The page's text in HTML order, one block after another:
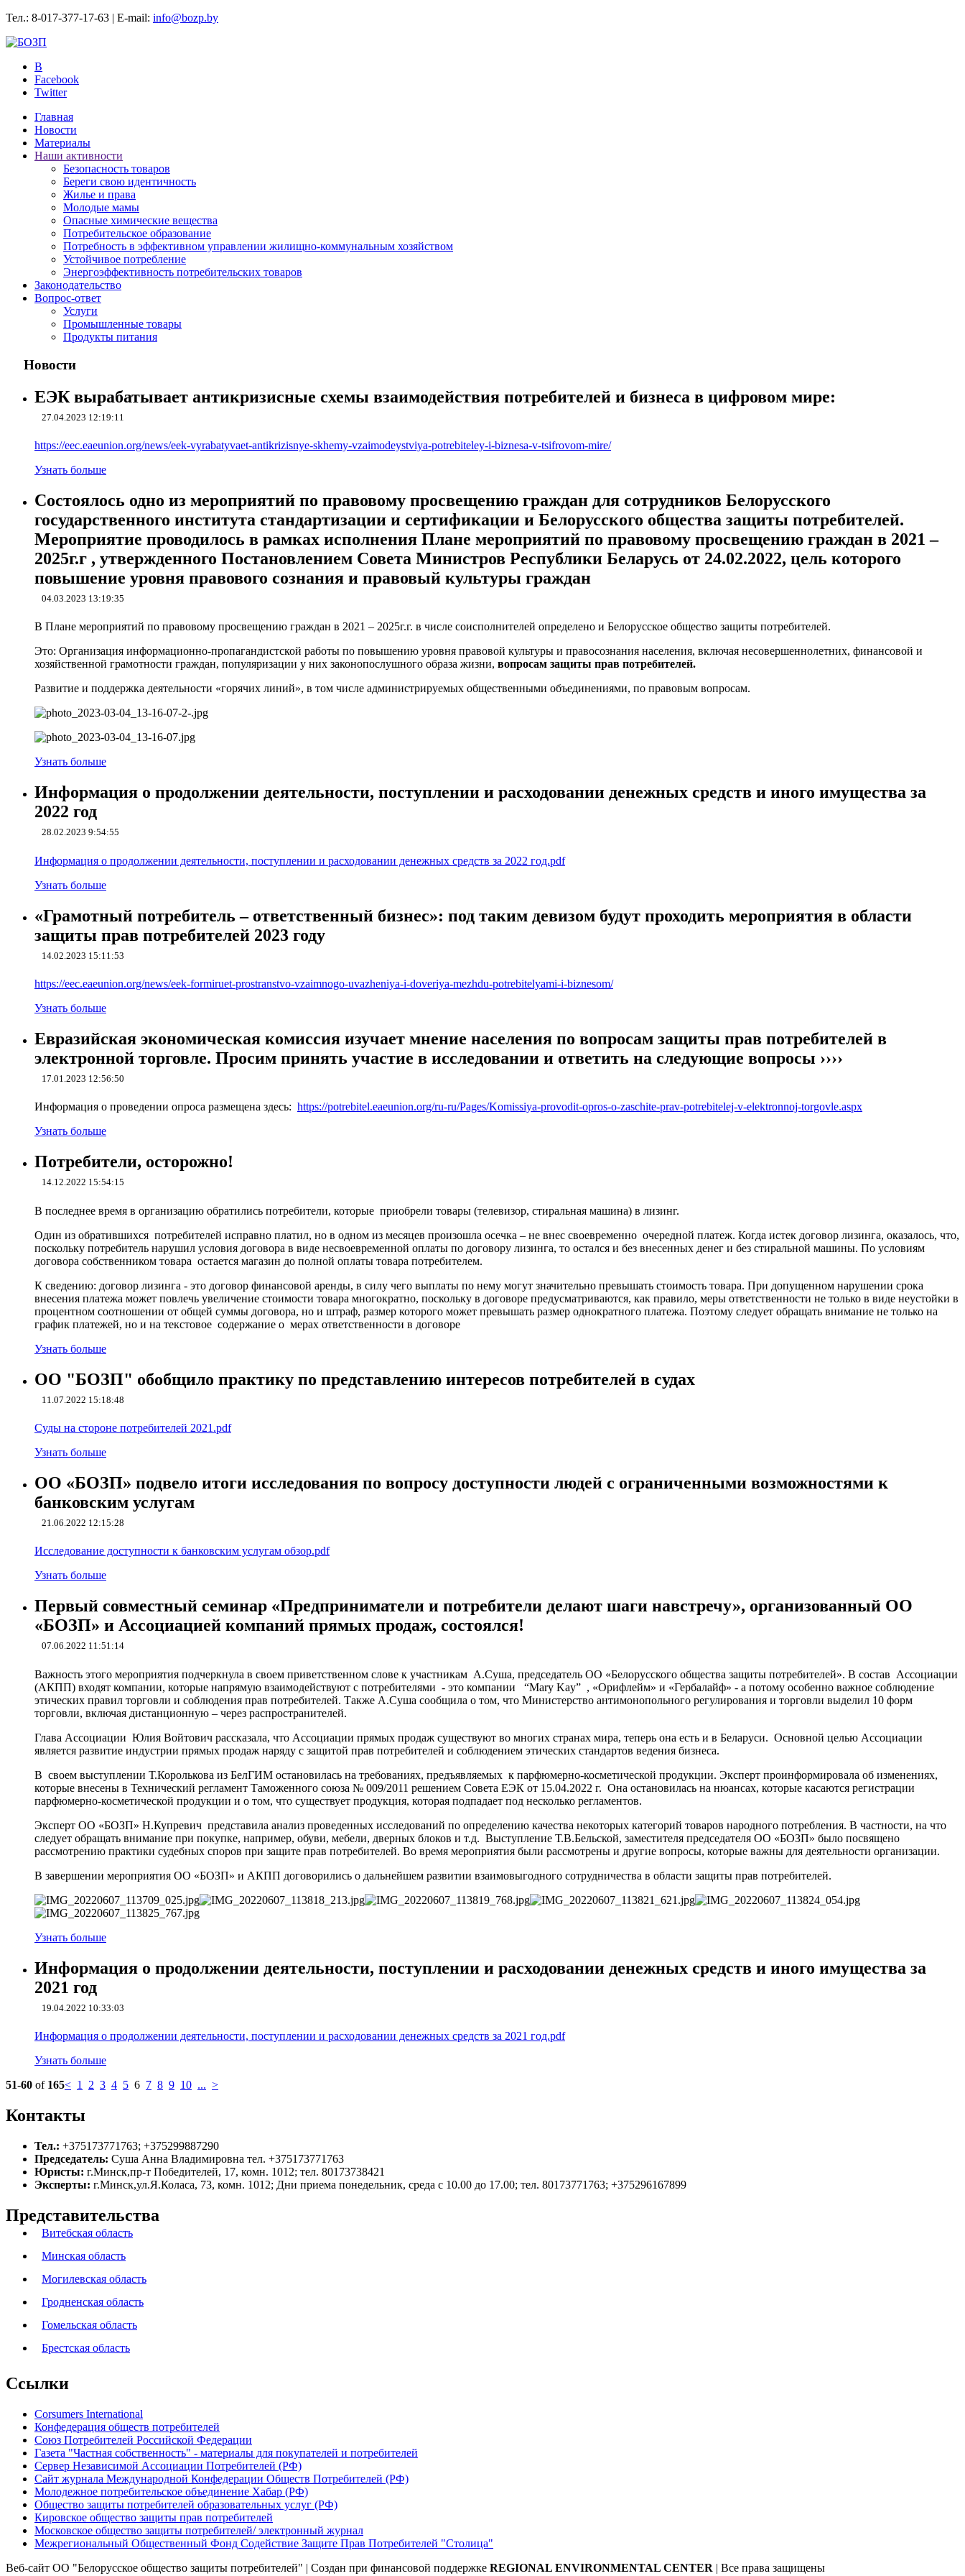
Тел.: 8-017-377-17-63 | E-mail: info@bozp.by
B
Facebook
Twitter
Главная
Новости
Материалы
Наши активности
Безопасность товаров
Береги свою идентичность
Жилье и права
Молодые мамы
Опасные химические вещества
Потребительское образование
Потребность в эффективном управлении жилищно-коммунальным хозяйством
Устойчивое потребление
Энергоэффективность потребительских товаров
Законодательство
Вопрос-ответ
Услуги
Промышленные товары
Продукты питания
Новости
ЕЭК вырабатывает антикризисныe схемы взаимодействия потребителей и бизнеса в цифровом мире:
27.04.2023 12:19:11
https://eec.eaeunion.org/news/eek-vyrabatyvaet-antikrizisnye-skhemy-vzaimodeystviya-potrebiteley-i-biznesa-v-tsifrovom-mire/
Узнать больше
Состоялось одно из мероприятий по правовому просвещению граждан для сотрудников Белорусского
государственного института стандартизации и сертификации и Белорусского общества защиты потребителей.
Мероприятие проводилось в рамках исполнения Плане мероприятий по правовому просвещению граждан в 2021 –
2025г.г , утвержденного Постановлением Совета Министров Республики Беларусь от 24.02.2022, цель которого
повышение уровня правового сознания и правовый культуры граждан
04.03.2023 13:19:35
В Плане мероприятий по правовому просвещению граждан в 2021 – 2025г.г. в числе соисполнителей определено и Белорусское общество защиты потребителей.
Это: Организация информационно-пропагандистской работы по повышению уровня правовой культуры и правосознания населения, включая несовершеннолетних, финансовой и
хозяйственной грамотности граждан, популяризации у них законопослушного образа жизни, вопросам защиты прав потребителей.
Развитие и поддержка деятельности «горячих линий», в том числе администрируемых общественными объединениями, по правовым вопросам.
Узнать больше
Информация о продолжении деятельности, поступлении и расходовании денежных средств и иного имущества за
2022 год
28.02.2023 9:54:55
Информация о продолжении деятельности, поступлении и расходовании денежных средств за 2022 год.pdf
Узнать больше
«Грамотный потребитель – ответственный бизнес»: под таким девизом будут проходить мероприятия в области
защиты прав потребителей 2023 году
14.02.2023 15:11:53
https://eec.eaeunion.org/news/eek-formiruet-prostranstvo-vzaimnogo-uvazheniya-i-doveriya-mezhdu-potrebitelyami-i-biznesom/
Узнать больше
Евразийская экономическая комиссия изучает мнение населения по вопросам защиты прав потребителей в
электронной торговле. Просим принять участие в исследовании и ответить на следующие вопросы ››››
17.01.2023 12:56:50
Информация о проведении опроса размещена здесь: https://potrebitel.eaeunion.org/ru-ru/Pages/Komissiya-provodit-opros-o-zaschite-prav-potrebitelej-v-elektronnoj-torgovle.aspx
Узнать больше
Потребители, осторожно!
14.12.2022 15:54:15
В последнее время в организацию обратились потребители, которые приобрели товары (телевизор, стиральная машина) в лизинг.
Один из обратившихся потребителей исправно платил, но в одном из месяцев произошла осечка – не внес своевременно очередной платеж. Когда истек договор лизинга, оказалось, что,
поскольку потребитель нарушил условия договора в виде несвоевременной оплаты по договору лизинга, то остался и без внесенных денег и без стиральной машины. По условиям
договора собственником товара остается магазин до полной оплаты товара потребителем.
К сведению: договор лизинга - это договор финансовой аренды, в силу чего выплаты по нему могут значительно превышать стоимость товара. При допущенном нарушении срока
внесения платежа может повлечь увеличение стоимости товара многократно, поскольку в договоре предусматриваются, как правило, меры ответственности не только в виде неустойки в
процентном соотношении от общей суммы договора, но и штраф, размер которого может превышать размер однократного платежа. Поэтому следует обращать внимание не только на
график платежей, но и на текстовое содержание о мерах ответственности в договоре
Узнать больше
ОО "БОЗП" обобщило практику по представлению интересов потребителей в судах
11.07.2022 15:18:48
Суды на стороне потребителей 2021.pdf
Узнать больше
ОО «БОЗП» подвело итоги исследования по вопросу доступности людей с ограниченными возможностями к
банковским услугам
21.06.2022 12:15:28
Исследование доступности к банковским услугам обзор.pdf
Узнать больше
Первый совместный семинар «Предприниматели и потребители делают шаги навстречу», организованный ОО
«БОЗП» и Ассоциацией компаний прямых продаж, состоялся!
07.06.2022 11:51:14
Важность этого мероприятия подчеркнула в своем приветственном слове к участникам А.Суша, председатель ОО «Белорусского общества защиты потребителей». В состав Ассоциации
(АКПП) входят компании, которые напрямую взаимодействуют с потребителями - это компании “Mary Kay” , «Орифлейм» и «Гербалайф» - а потому особенно важное соблюдение
этических правил торговли и соблюдения прав потребителей. Также А.Суша сообщила о том, что Министерство антимонопольного регулирования и торговли выделил 10 форм
торговли, включая дистанционную – через распространителей.
Глава Ассоциации Юлия Войтович рассказала, что Ассоциации прямых продаж существуют во многих странах мира, теперь она есть и в Беларуси. Основной целью Ассоциации
является развитие индустрии прямых продаж наряду с защитой прав потребителей и соблюдением этических стандартов ведения бизнеса.
В своем выступлении Т.Королькова из БелГИМ остановилась на требованиях, предъявляемых к парфюмерно-косметической продукции. Эксперт проинформировала об изменениях,
которые внесены в Технический регламент Таможенного союза № 009/2011 решением Совета ЕЭК от 15.04.2022 г. Она остановилась на нюансах, которые касаются регистрации
парфюмерно-косметической продукции и о том, что существует продукция, которая подпадает под несколько регламентов.
Эксперт ОО «БОЗП» Н.Купревич представила анализ проведенных исследований по определению качества некоторых категорий товаров народного потребления. В частности, на что
следует обращать внимание при покупке, например, обуви, мебели, дверных блоков и т.д. Выступление Т.В.Бельской, заместителя председателя ОО «БОЗП» было посвящено
рассмотрению практики судебных споров при защите прав потребителей. Во время мероприятия были рассмотрены и другие вопросы, которые важны для деятельности организации.
В завершении мероприятия ОО «БОЗП» и АКПП договорились о дальнейшем развитии взаимовыгодного сотрудничества в области защиты прав потребителей.
Узнать больше
Информация о продолжении деятельности, поступлении и расходовании денежных средств и иного имущества за
2021 год
19.04.2022 10:33:03
Информация о продолжении деятельности, поступлении и расходовании денежных средств за 2021 год.pdf
Узнать больше
51-60 of 165< 1 2 3 4 5 6 7 8 9 10 ... >
Контакты
Тел.: +375173771763; +375299887290
Председатель: Суша Анна Владимировна тел. +375173771763
Юристы: г.Минск,пр-т Победителей, 17, комн. 1012; тел. 80173738421
Эксперты: г.Минск,ул.Я.Коласа, 73, комн. 1012; Дни приема понедельник, среда с 10.00 до 17.00; тел. 80173771763; +375296167899
Представительства
Витебская область
Минская область
Могилевская область
Гродненская область
Гомельская область
Брестская область
Ссылки
Corsumers International
Конфедерация обществ потребителей
Союз Потребителей Российской Федерации
Газета "Частная собственность" - материалы для покупателей и потребителей
Сервер Независимой Ассоциации Потребителей (РФ)
Сайт журнала Международной Конфедерации Обществ Потребителей (РФ)
Молодежное потребительское объединение Хабар (РФ)
Общество защиты потребителей образовательных услуг (РФ)
Кировское общество защиты прав потребителей
Московское общество защиты потребителей/ электронный журнал
Межрегиональный Общественный Фонд Содействие Защите Прав Потребителей "Столица"
Веб-сайт ОО "Белорусское общество защиты потребителей" | Создан при финансовой поддержке REGIONAL ENVIRONMENTAL CENTER | Все права защищены